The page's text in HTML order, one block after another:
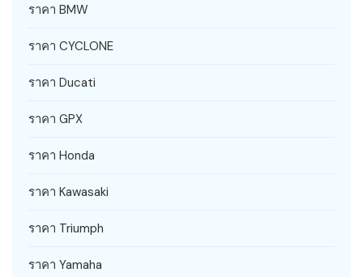
ราคา BMW
ราคา CYCLONE
ราคา Ducati
ราคา GPX
ราคา Honda
ราคา Kawasaki
ราคา Triumph
ราคา Yamaha